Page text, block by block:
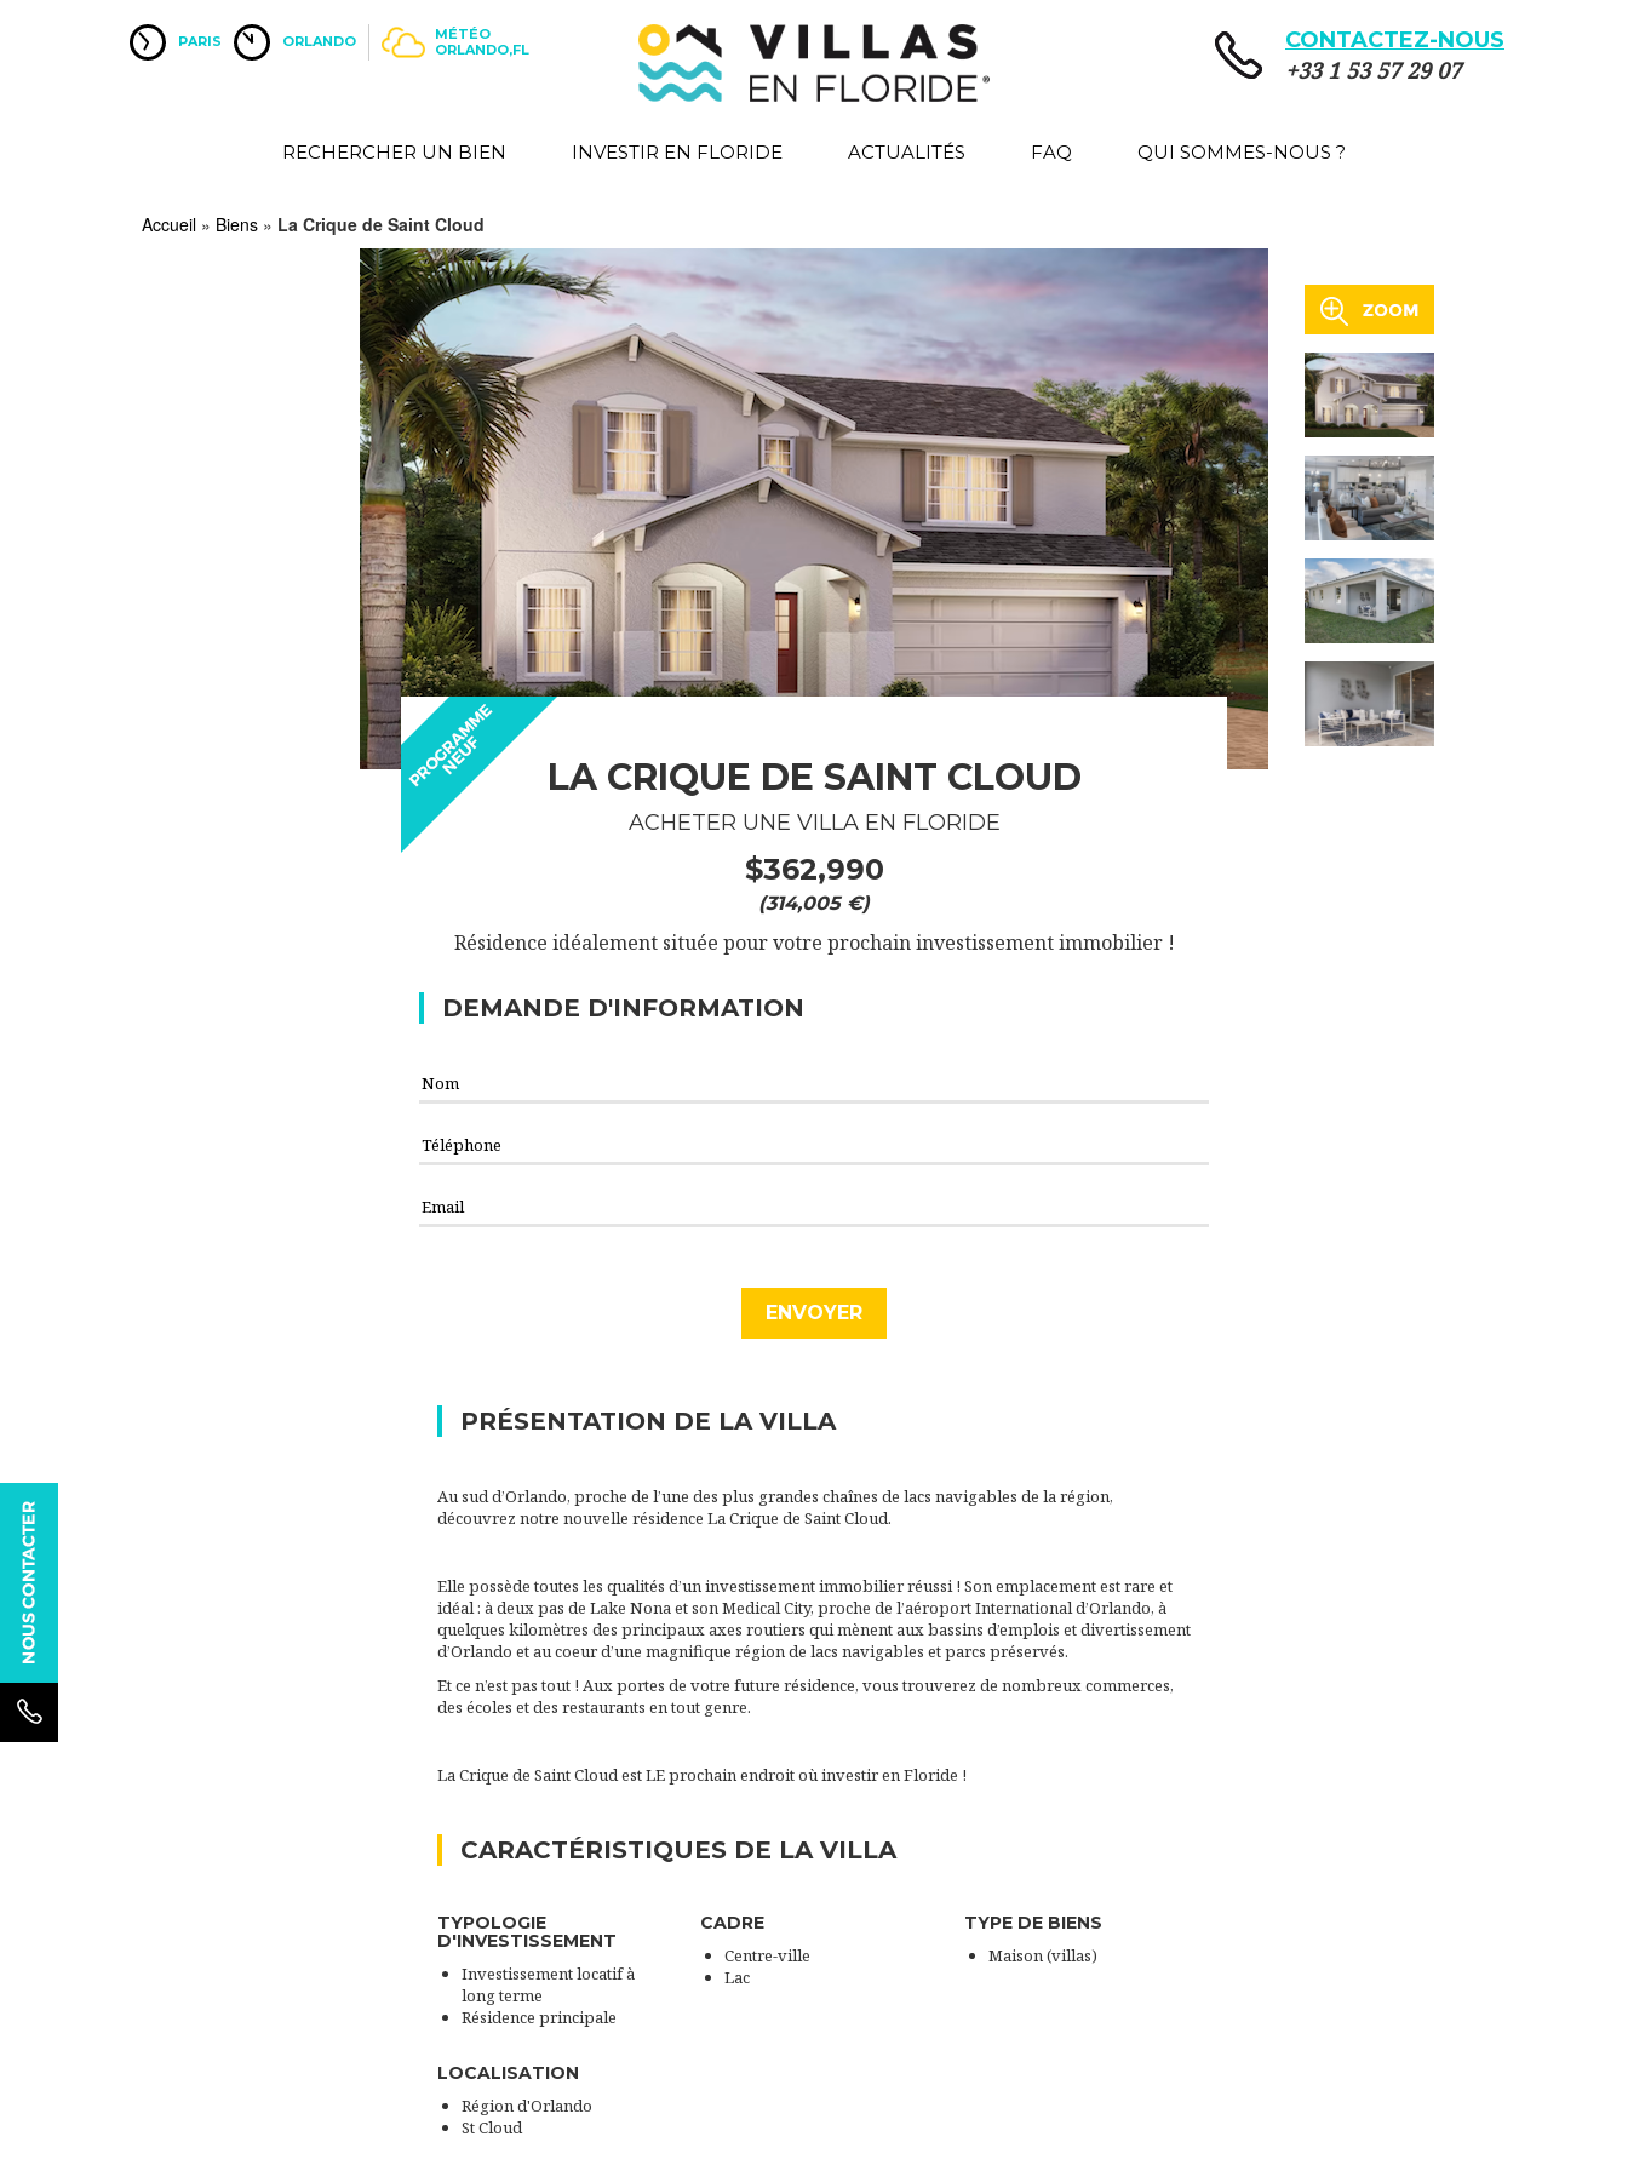
PARIS ORLANDO
MÉTÉO
ORLANDO,FL
CONTACTEZ-NOUS
+33 1 53 57 29 07
RECHERCHER UN BIEN INVESTIR EN FLORIDE ACTUALITÉS FAQ QUI SOMMES-NOUS ?
Accueil » Biens » La Crique de Saint Cloud
LA CRIQUE DE SAINT CLOUD
ACHETER UNE VILLA EN FLORIDE
$362,990
(314,005 €)
Résidence idéalement située pour votre prochain investissement immobilier !
DEMANDE D'INFORMATION
PRÉSENTATION DE LA VILLA
Au sud d’Orlando, proche de l’une des plus grandes chaînes de lacs navigables de la région,
découvrez notre nouvelle résidence La Crique de Saint Cloud.
Elle possède toutes les qualités d’un investissement immobilier réussi ! Son emplacement est rare et
idéal : à deux pas de Lake Nona et son Medical City, proche de l’aéroport International d’Orlando, à
quelques kilomètres des principaux axes routiers qui mènent aux bassins d’emplois et divertissement
d’Orlando et au coeur d’une magnifique région de lacs navigables et parcs préservés.
Et ce n’est pas tout ! Aux portes de votre future résidence, vous trouverez de nombreux commerces,
des écoles et des restaurants en tout genre.
La Crique de Saint Cloud est LE prochain endroit où investir en Floride !
CARACTÉRISTIQUES DE LA VILLA
TYPOLOGIE
D'INVESTISSEMENT
Investissement locatif à
long terme
Résidence principale
CADRE
Centre-ville
Lac
TYPE DE BIENS
Maison (villas)
LOCALISATION
Région d'Orlando
St Cloud